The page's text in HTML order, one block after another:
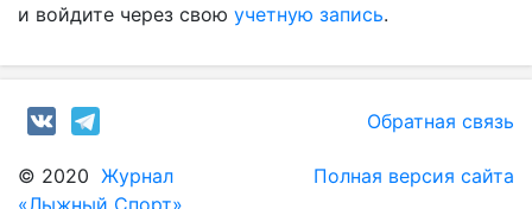
и войдите через свою учетную запись.
Обратная связь
© 2020 Журнал
Полная версия сайта